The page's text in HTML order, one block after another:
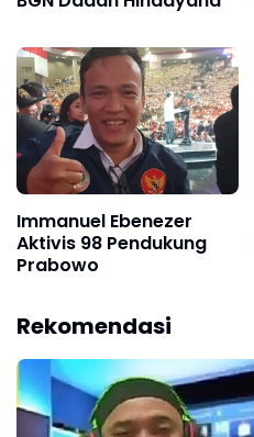
Immanuel Ebenezer
Aktivis 98 Pendukung
Prabowo
Rekomendasi